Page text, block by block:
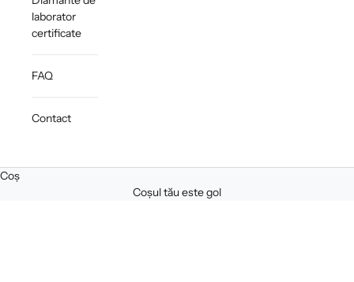
laborator
certificate
FAQ
Contact
Coș
Coșul tău este gol